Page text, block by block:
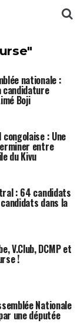
nationale :
candidature
Boji
congolaise : Une
entre
du Kivu
: 64 candidats
dans la
V.Club, DCMP et
!
Nationale
une députée